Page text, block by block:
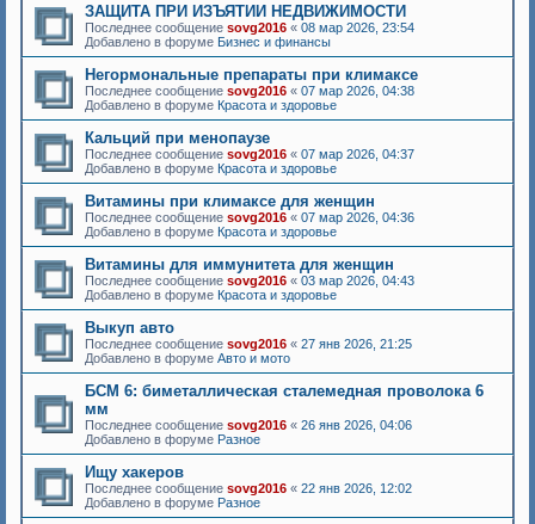
ЗАЩИТА ПРИ ИЗЪЯТИИ НЕДВИЖИМОСТИ
Последнее сообщение sovg2016 « 08 мар 2026, 23:54
Добавлено в форуме Бизнес и финансы
Негормональные препараты при климаксе
Последнее сообщение sovg2016 « 07 мар 2026, 04:38
Добавлено в форуме Красота и здоровье
Кальций при менопаузе
Последнее сообщение sovg2016 « 07 мар 2026, 04:37
Добавлено в форуме Красота и здоровье
Витамины при климаксе для женщин
Последнее сообщение sovg2016 « 07 мар 2026, 04:36
Добавлено в форуме Красота и здоровье
Витамины для иммунитета для женщин
Последнее сообщение sovg2016 « 03 мар 2026, 04:43
Добавлено в форуме Красота и здоровье
Выкуп авто
Последнее сообщение sovg2016 « 27 янв 2026, 21:25
Добавлено в форуме Авто и мото
БСМ 6: биметаллическая сталемедная проволока 6
мм
Последнее сообщение sovg2016 « 26 янв 2026, 04:06
Добавлено в форуме Разное
Ищу хакеров
Последнее сообщение sovg2016 « 22 янв 2026, 12:02
Добавлено в форуме Разное